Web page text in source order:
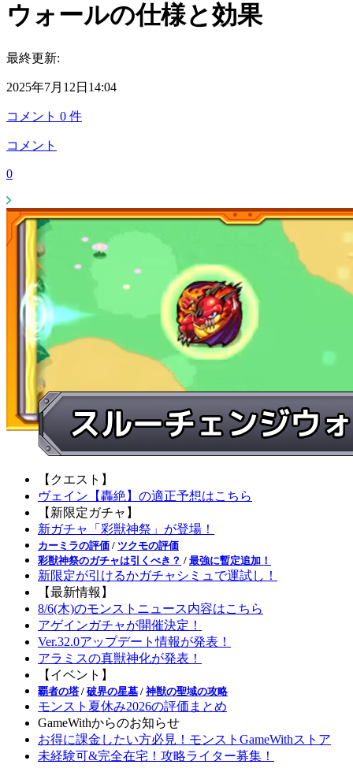
ウォールの仕様と効果
最終更新:
2025年7月12日14:04
コメント 0 件
コメント
0
【クエスト】
ヴェイン【轟絶】の適正予想はこちら
【新限定ガチャ】
新ガチャ「彩獣神祭」が登場！
カーミラの評価 / ツクモの評価
彩獣神祭のガチャは引くべき？ / 最強に暫定追加！
新限定が引けるかガチャシミュで運試し！
【最新情報】
8/6(木)のモンストニュース内容はこちら
アゲインガチャが開催決定！
Ver.32.0アップデート情報が発表！
アラミスの真獣神化が発表！
【イベント】
覇者の塔 / 破界の星墓 / 神獣の聖域の攻略
モンスト夏休み2026の評価まとめ
GameWithからのお知らせ
お得に課金したい方必見！モンストGameWithストア
未経験可&完全在宅！攻略ライター募集！